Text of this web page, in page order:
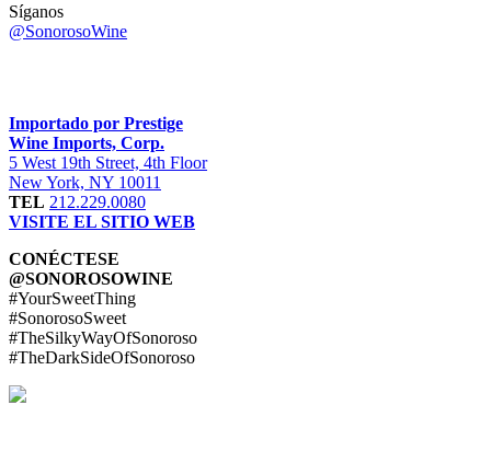
Síganos
@SonorosoWine
Importado por Prestige
Wine Imports, Corp.
5 West 19th Street, 4th Floor
New York, NY 10011
TEL 212.229.0080
VISITE EL SITIO WEB
CONÉCTESE
@SONOROSOWINE
#YourSweetThing
#SonorosoSweet
#TheSilkyWayOfSonoroso
#TheDarkSideOfSonoroso